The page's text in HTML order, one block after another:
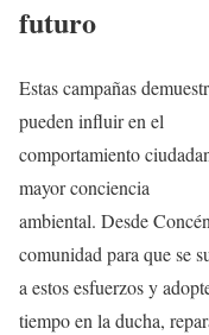
futuro
Estas campañas
pueden influir en el
comportamiento
mayor conciencia
ambiental. Desde
comunidad para que se
a estos esfuerzos y
tiempo en la ducha,